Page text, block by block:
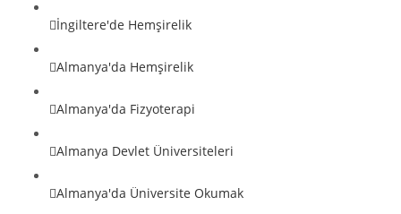
İngiltere'de Hemşirelik
Almanya'da Hemşirelik
Almanya'da Fizyoterapi
Almanya Devlet Üniversiteleri
Almanya'da Üniversite Okumak